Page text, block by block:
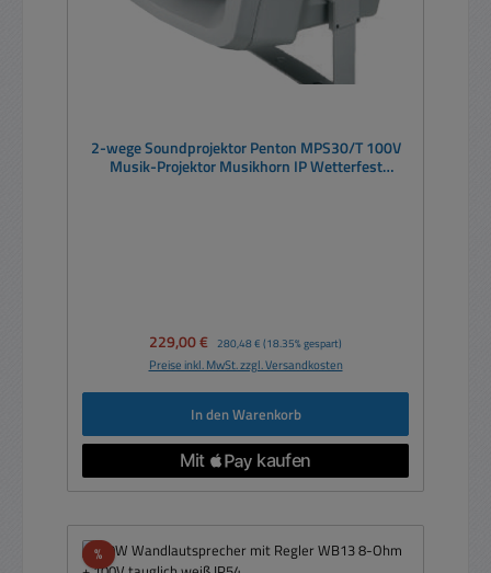
2-wege Soundprojektor Penton MPS30/T 100V
Musik-Projektor Musikhorn IP Wetterfest
Verkaufspreis:
229,00 € Regulärer Preis:
280,48 € (18.35% gespart)
Preise inkl. MwSt. zzgl. Versandkosten
In den Warenkorb
%Rabatt